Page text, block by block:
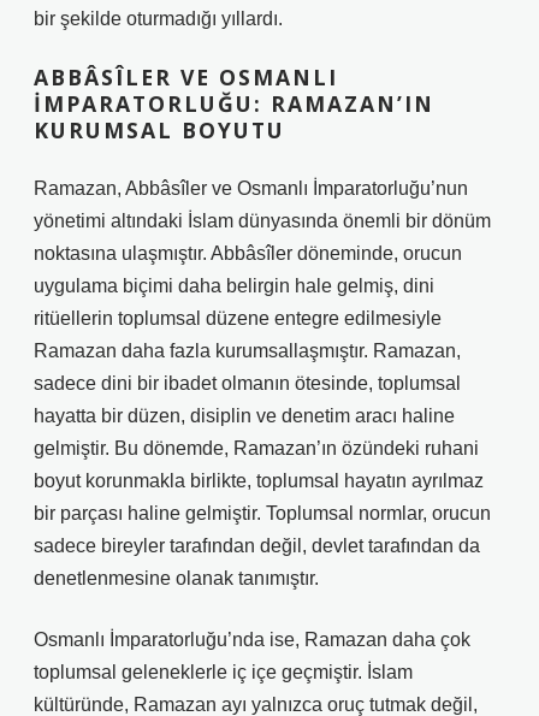
bir şekilde oturmadığı yıllardı.
ABBÂSÎLER VE OSMANLI
İMPARATORLUĞU: RAMAZAN’IN
KURUMSAL BOYUTU
Ramazan, Abbâsîler ve Osmanlı İmparatorluğu’nun
yönetimi altındaki İslam dünyasında önemli bir dönüm
noktasına ulaşmıştır. Abbâsîler döneminde, orucun
uygulama biçimi daha belirgin hale gelmiş, dini
ritüellerin toplumsal düzene entegre edilmesiyle
Ramazan daha fazla kurumsallaşmıştır. Ramazan,
sadece dini bir ibadet olmanın ötesinde, toplumsal
hayatta bir düzen, disiplin ve denetim aracı haline
gelmiştir. Bu dönemde, Ramazan’ın özündeki ruhani
boyut korunmakla birlikte, toplumsal hayatın ayrılmaz
bir parçası haline gelmiştir. Toplumsal normlar, orucun
sadece bireyler tarafından değil, devlet tarafından da
denetlenmesine olanak tanımıştır.
Osmanlı İmparatorluğu’nda ise, Ramazan daha çok
toplumsal geleneklerle iç içe geçmiştir. İslam
kültüründe, Ramazan ayı yalnızca oruç tutmak değil,